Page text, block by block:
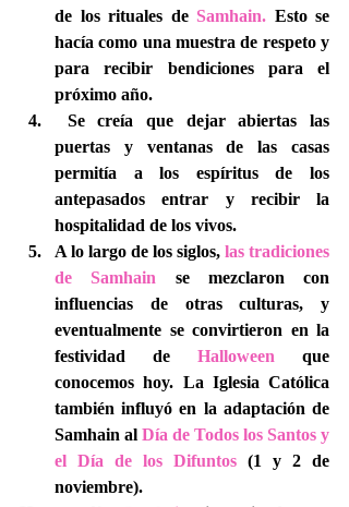
de los rituales de Samhain. Esto se
hacía como una muestra de respeto y
para recibir bendiciones para el
próximo año.
puertas y ventanas de las casas
permitía a los espíritus de los
antepasados ​​entrar y recibir la
hospitalidad de los vivos.
A lo largo de los siglos, las tradiciones
de Samhain se mezclaron con
influencias de otras culturas, y
eventualmente se convirtieron en la
festividad de Halloween que
conocemos hoy. La Iglesia Católica
también influyó en la adaptación de
Samhain al Día de Todos los Santos y
el Día de los Difuntos (1 y 2 de
noviembre).